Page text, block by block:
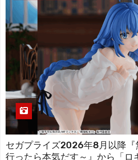
セガプライズ2026年8月以降
行ったら本気だす～』から「ロ